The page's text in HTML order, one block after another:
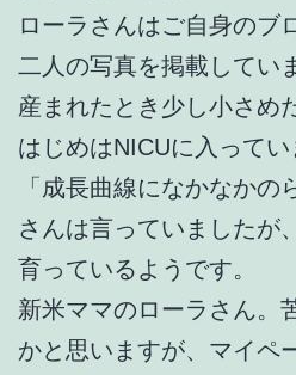
ローラさんはご自身のブ
二人の写真を掲載してい
産まれたとき少し小さめ
はじめはNICUに入ってい
「成長曲線になかなかの
さんは言っていましたが
育っているようです。
新米ママのローラさん。
かと思いますが、マイペ